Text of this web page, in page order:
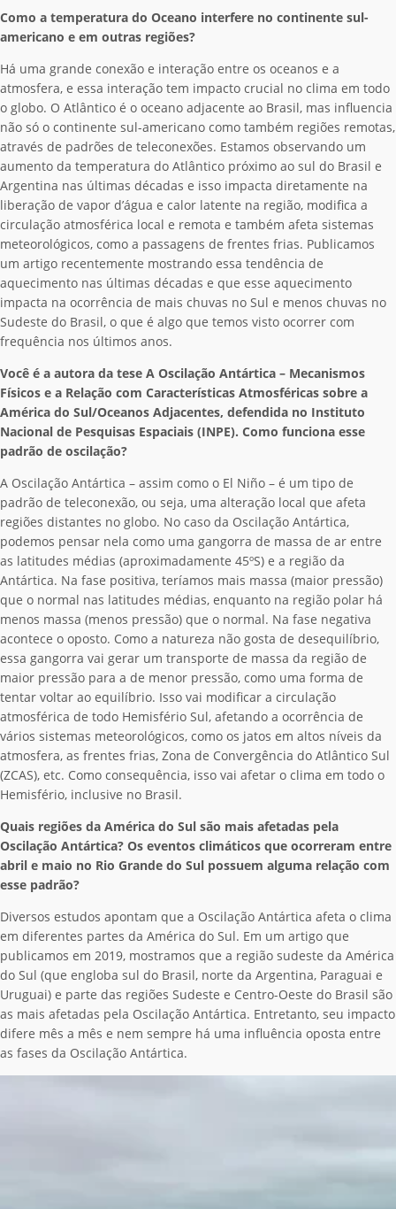
Como a temperatura do Oceano interfere no continente sul-
americano e em outras regiões?
Há uma grande conexão e interação entre os oceanos e a
atmosfera, e essa interação tem impacto crucial no clima em todo
o globo. O Atlântico é o oceano adjacente ao Brasil, mas influencia
não só o continente sul-americano como também regiões remotas,
através de padrões de teleconexões. Estamos observando um
aumento da temperatura do Atlântico próximo ao sul do Brasil e
Argentina nas últimas décadas e isso impacta diretamente na
liberação de vapor d’água e calor latente na região, modifica a
circulação atmosférica local e remota e também afeta sistemas
meteorológicos, como a passagens de frentes frias. Publicamos
um artigo recentemente mostrando essa tendência de
aquecimento nas últimas décadas e que esse aquecimento
impacta na ocorrência de mais chuvas no Sul e menos chuvas no
Sudeste do Brasil, o que é algo que temos visto ocorrer com
frequência nos últimos anos.
Você é a autora da tese A Oscilação Antártica – Mecanismos
Físicos e a Relação com Características Atmosféricas sobre a
América do Sul/Oceanos Adjacentes, defendida no Instituto
Nacional de Pesquisas Espaciais (INPE). Como funciona esse
padrão de oscilação?
A Oscilação Antártica – assim como o El Niño – é um tipo de
padrão de teleconexão, ou seja, uma alteração local que afeta
regiões distantes no globo. No caso da Oscilação Antártica,
podemos pensar nela como uma gangorra de massa de ar entre
as latitudes médias (aproximadamente 45ºS) e a região da
Antártica. Na fase positiva, teríamos mais massa (maior pressão)
que o normal nas latitudes médias, enquanto na região polar há
menos massa (menos pressão) que o normal. Na fase negativa
acontece o oposto. Como a natureza não gosta de desequilíbrio,
essa gangorra vai gerar um transporte de massa da região de
maior pressão para a de menor pressão, como uma forma de
tentar voltar ao equilíbrio. Isso vai modificar a circulação
atmosférica de todo Hemisfério Sul, afetando a ocorrência de
vários sistemas meteorológicos, como os jatos em altos níveis da
atmosfera, as frentes frias, Zona de Convergência do Atlântico Sul
(ZCAS), etc. Como consequência, isso vai afetar o clima em todo o
Hemisfério, inclusive no Brasil.
Quais regiões da América do Sul são mais afetadas pela
Oscilação Antártica? Os eventos climáticos que ocorreram entre
abril e maio no Rio Grande do Sul possuem alguma relação com
esse padrão?
Diversos estudos apontam que a Oscilação Antártica afeta o clima
em diferentes partes da América do Sul. Em um artigo que
publicamos em 2019, mostramos que a região sudeste da América
do Sul (que engloba sul do Brasil, norte da Argentina, Paraguai e
Uruguai) e parte das regiões Sudeste e Centro-Oeste do Brasil são
as mais afetadas pela Oscilação Antártica. Entretanto, seu impacto
difere mês a mês e nem sempre há uma influência oposta entre
as fases da Oscilação Antártica.